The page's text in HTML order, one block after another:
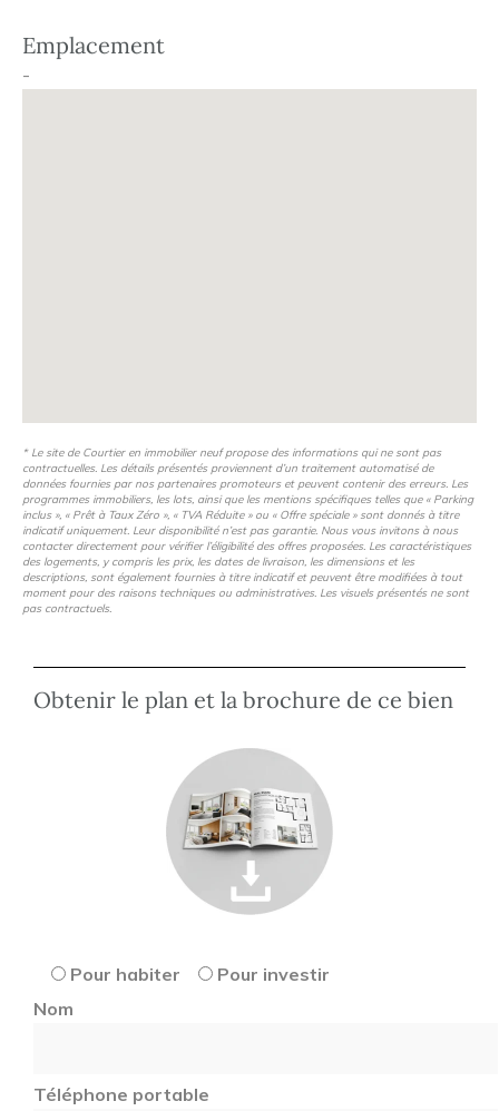
environnement privilégié avec un accès rapide aux
équipements sportifs et aux établissements scolaires
Emplacement
-
* Le site de Courtier en immobilier neuf propose des informations qui ne sont pas
contractuelles. Les détails présentés proviennent d’un traitement automatisé de
données fournies par nos partenaires promoteurs et peuvent contenir des erreurs. Les
programmes immobiliers, les lots, ainsi que les mentions spécifiques telles que « Parking
inclus », « Prêt à Taux Zéro », « TVA Réduite » ou « Offre spéciale » sont donnés à titre
indicatif uniquement. Leur disponibilité n’est pas garantie. Nous vous invitons à nous
contacter directement pour vérifier l’éligibilité des offres proposées. Les caractéristiques
des logements, y compris les prix, les dates de livraison, les dimensions et les
descriptions, sont également fournies à titre indicatif et peuvent être modifiées à tout
moment pour des raisons techniques ou administratives. Les visuels présentés ne sont
pas contractuels.
Obtenir le plan et la brochure de ce bien
Pour habiter
Pour investir
Nom
Téléphone portable